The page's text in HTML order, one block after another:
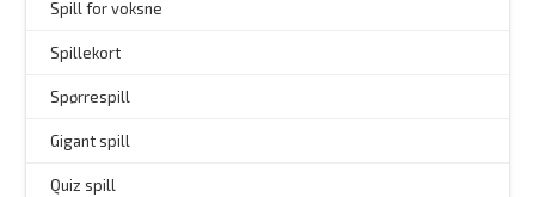
Spill for voksne
Spillekort
Spørrespill
Gigant spill
Quiz spill